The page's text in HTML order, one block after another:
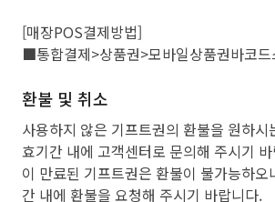
[매장POS결제방법]
■통합결제>상품권>모바일상품권바코드
환불 및 취소
사용하지 않은 기프트권의 환불을 원하시
효기간 내에 고객센터로 문의해 주시기
이 만료된 기프트권은 환불이 불가능하오
간 내에 환불을 요청해 주시기 바랍니다.